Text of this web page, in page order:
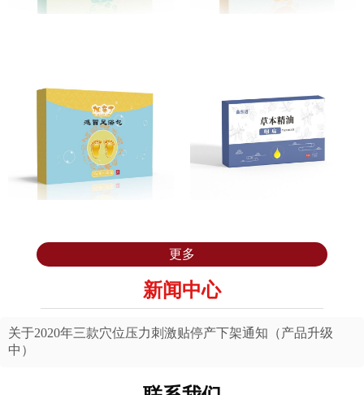
更多
新闻中心
关于2020年三款穴位压力刺激贴停产下架通知（产品升级
中）